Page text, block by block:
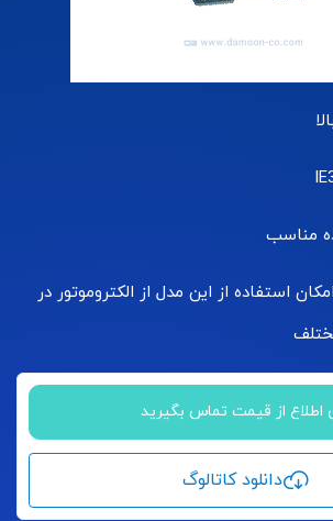
مناسب
استفاده از این مدل از الکتروموتور در
اطلاع از قیمت تماس بگیرید
دانلود کاتالوگ